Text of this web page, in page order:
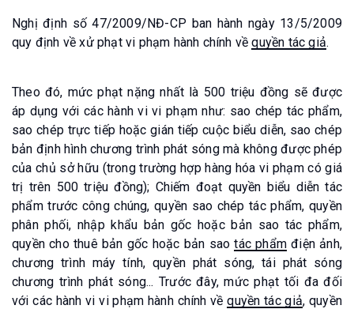
Nghị định số 47/2009/NĐ-CP ban hành ngày 13/5/2009
quy định về xử phạt vi phạm hành chính vềquyền tác giả.
Theo đó, mức phạt nặng nhất là 500 triệu đồng sẽ được
áp dụng với các hành vi vi phạm như: sao chép tác phẩm,
sao chép trực tiếp hoặc gián tiếp cuộc biểu diễn, sao chép
bản định hình chương trình phát sóng mà không được phép
của chủ sở hữu (trong trường hợp hàng hóa vi phạm có giá
trị trên 500 triệu đồng); Chiếm đoạt quyền biểu diễn tác
phẩm trước công chúng, quyền sao chép tác phẩm, quyền
phân phối, nhập khẩu bản gốc hoặc bản sao tác phẩm,
quyền cho thuê bản gốc hoặc bản saotác phẩmđiện ảnh,
chương trình máy tính, quyền phát sóng, tái phát sóng
chương trình phát sóng... Trước đây, mức phạt tối đa đối
với các hành vi vi phạm hành chính vềquyền tác giả, quyền